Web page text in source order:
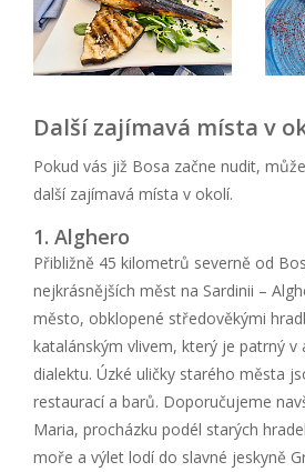
Další zajímavá místa v
Pokud vás již Bosa začne nudit,
další zajímavá místa v okolí.
1. Alghero
Přibližně 45 kilometrů severně od
nejkrásnějších měst na Sardinii –
město, obklopené středověkými
katalánským vlivem, který je patrný
dialektu. Úzké uličky starého města
restaurací a barů. Doporučujeme
Maria, procházku podél starých
moře a výlet lodí do slavné jeskyně